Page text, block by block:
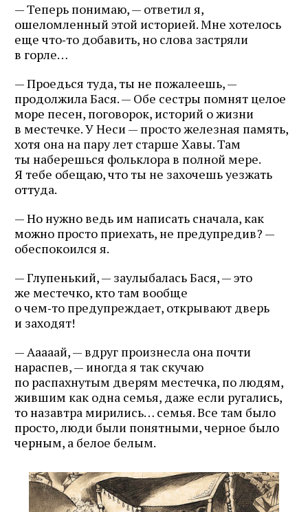
— Теперь понимаю, — ответил я,
ошеломленный этой историей. Мне хотелось
еще что‑то добавить, но слова застряли
в горле…
— Проедься туда, ты не пожалеешь, —
продолжила Бася. — Обе сестры помнят целое
море песен, поговорок, историй о жизни
в местечке. У Неси — просто железная память,
хотя она на пару лет старше Хавы. Там
ты наберешься фольклора в полной мере.
Я тебе обещаю, что ты не захочешь уезжать
оттуда.
— Но нужно ведь им написать сначала, как
можно просто приехать, не предупредив? —
обеспокоился я.
— Глупенький, — заулыбалась Бася, — это
же местечко, кто там вообще
о чем‑то предупреждает, открывают дверь
и заходят!
— Ааааай, — вдруг произнесла она почти
нараспев, — иногда я так скучаю
по распахнутым дверям местечка, по людям,
жившим как одна семья, даже если ругались,
то назавтра мирились… семья. Все там было
просто, люди были понятными, черное было
черным, а белое белым.